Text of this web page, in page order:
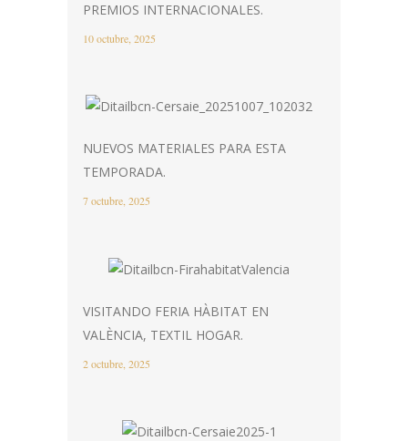
PREMIOS INTERNACIONALES.
10 octubre, 2025
NUEVOS MATERIALES PARA ESTA
TEMPORADA.
7 octubre, 2025
VISITANDO FERIA HÀBITAT EN
VALÈNCIA, TEXTIL HOGAR.
2 octubre, 2025